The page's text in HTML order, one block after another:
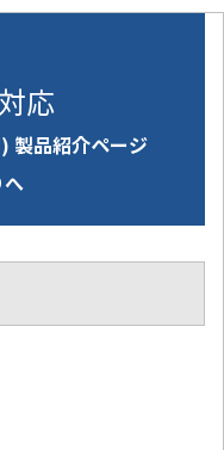
応
製品紹介ページ